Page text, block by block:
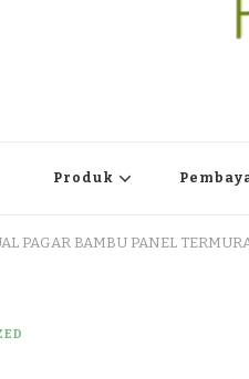
Produk
PAGAR BAMBU PANEL